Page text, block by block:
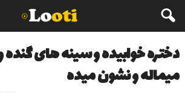
دختره خوابیده و سینه های
میماله و نشون میده